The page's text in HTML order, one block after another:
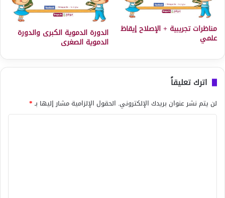
مناظرات تجريبية + الإصلاح إيقاظ
علمي الدورة الدموية الكبرى والدورة
الدموية الصغرى
اترك تعليقاً
لن يتم نشر عنوان بريدك الإلكتروني. الحقول الإلزامية مشار إليها بـ*